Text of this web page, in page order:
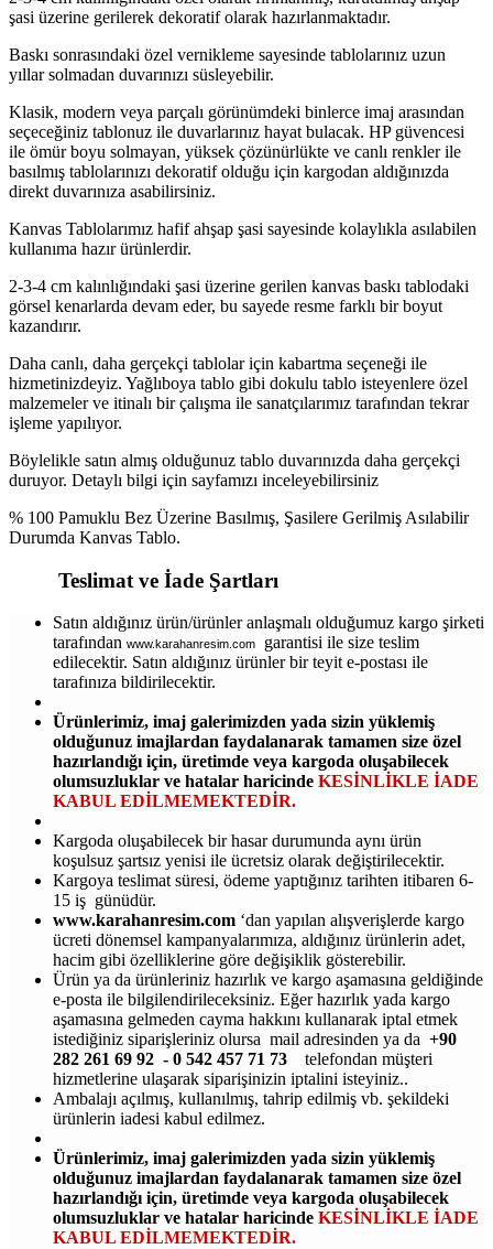
şasi üzerine gerilerek dekoratif olarak hazırlanmaktadır.
Baskı sonrasındaki özel vernikleme sayesinde tablolarınız uzun
yıllar solmadan duvarınızı süsleyebilir.
Klasik, modern veya parçalı görünümdeki binlerce imaj arasından
seçeceğiniz tablonuz ile duvarlarınız hayat bulacak. HP güvencesi
ile ömür boyu solmayan, yüksek çözünürlükte ve canlı renkler ile
basılmış tablolarınızı dekoratif olduğu için kargodan aldığınızda
direkt duvarınıza asabilirsiniz.
Kanvas Tablolarımız hafif ahşap şasi sayesinde kolaylıkla asılabilen
kullanıma hazır ürünlerdir.
2-3-4 cm kalınlığındaki şasi üzerine gerilen kanvas baskı tablodaki
görsel kenarlarda devam eder, bu sayede resme farklı bir boyut
kazandırır.
Daha canlı, daha gerçekçi tablolar için kabartma seçeneği ile
hizmetinizdeyiz. Yağlıboya tablo gibi dokulu tablo isteyenlere özel
malzemeler ve itinalı bir çalışma ile sanatçılarımız tarafından tekrar
işleme yapılıyor.
Böylelikle satın almış olduğunuz tablo duvarınızda daha gerçekçi
duruyor. Detaylı bilgi için sayfamızı inceleyebilirsiniz
% 100 Pamuklu Bez Üzerine Basılmış, Şasilere Gerilmiş Asılabilir
Durumda Kanvas Tablo.
Teslimat ve İade Şartları
Satın aldığınız ürün/ürünler anlaşmalı olduğumuz kargo şirketi
tarafından www.karahanresim.com
garantisi ile size teslim
edilecektir. Satın aldığınız ürünler bir teyit e-postası ile
tarafınıza bildirilecektir.
Ürünlerimiz, imaj galerimizden yada sizin yüklemiş
olduğunuz imajlardan faydalanarak tamamen size özel
hazırlandığı için, üretimde veya kargoda oluşabilecek
olumsuzluklar ve hatalar haricinde KESİNLİKLE İADE
KABUL EDİLMEMEKTEDİR.
Kargoda oluşabilecek bir hasar durumunda aynı ürün
koşulsuz şartsız yenisi ile ücretsiz olarak değiştirilecektir.
Kargoya teslimat süresi, ödeme yaptığınız tarihten itibaren 6-
15 iş günüdür.
www.karahanresim.com ‘dan yapılan alışverişlerde kargo
ücreti dönemsel kampanyalarımıza, aldığınız ürünlerin adet,
hacim gibi özelliklerine göre değişiklik gösterebilir.
Ürün ya da ürünleriniz hazırlık ve kargo aşamasına geldiğinde
e-posta ile bilgilendirileceksiniz. Eğer hazırlık yada kargo
aşamasına gelmeden cayma hakkını kullanarak iptal etmek
istediğiniz siparişleriniz olursa mail adresinden ya da +90
282 261 69 92 - 0 542 457 71 73
telefondan müşteri
hizmetlerine ulaşarak siparişinizin iptalini isteyiniz..
Ambalajı açılmış, kullanılmış, tahrip edilmiş vb. şekildeki
ürünlerin iadesi kabul edilmez.
Ürünlerimiz, imaj galerimizden yada sizin yüklemiş
olduğunuz imajlardan faydalanarak tamamen size özel
hazırlandığı için, üretimde veya kargoda oluşabilecek
olumsuzluklar ve hatalar haricinde KESİNLİKLE İADE
KABUL EDİLMEMEKTEDİR.